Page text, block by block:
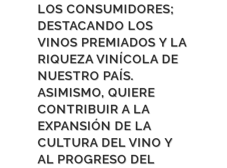
LOS CONSUMIDORES;
DESTACANDO LOS
VINOS PREMIADOS Y LA
RIQUEZA VINÍCOLA DE
NUESTRO PAÍS.
ASIMISMO, QUIERE
CONTRIBUIR A LA
EXPANSIÓN DE LA
CULTURA DEL VINO Y
AL PROGRESO DEL